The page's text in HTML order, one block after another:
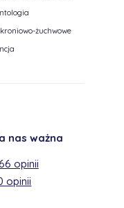
żuchwowe
nas ważna
opinii
opinii